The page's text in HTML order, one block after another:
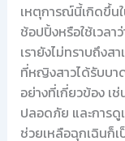
เหตุการณ์นี้เกิดขึ้น
ช้อปปิ้งหรือใช้เวลา
เรายังไม่ทราบถึงส
ที่หญิงสาวได้รับบา
อย่างที่เกี่ยวข้อง เ
ปลอดภัย และการดู
ช่วยเหลือฉุกเฉินก็